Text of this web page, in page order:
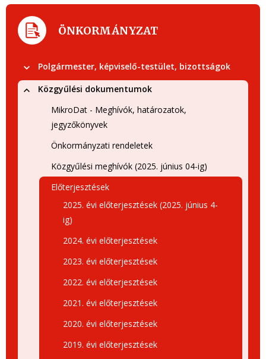
ÖNKORMÁNYZAT
Polgármester, képviselő-testület, bizottságok
Közgyűlési dokumentumok
MikroDat - Meghívók, határozatok,
jegyzőkönyvek
Önkormányzati rendeletek
Közgyűlési meghívók (2025. június 04-ig)
Előterjesztések
2025. évi előterjesztések (2025. június 4-
ig)
2024. évi előterjesztések
2023. évi előterjesztések
2022. évi előterjesztések
2021. évi előterjesztések
2020. évi előterjesztések
2019. évi előterjesztések